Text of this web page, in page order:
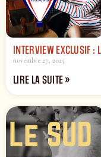
INTERVIEW EXCLUSIF :
novembre 27, 2025
LIRE LA SUITE »